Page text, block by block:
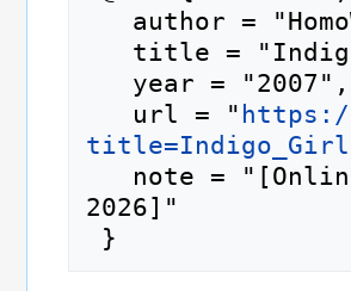
   url = "
https://
2026]"